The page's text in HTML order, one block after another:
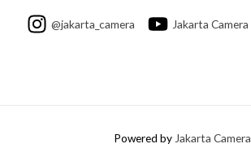
@jakarta_camera Jakarta Camera
Powered by Jakarta Camera